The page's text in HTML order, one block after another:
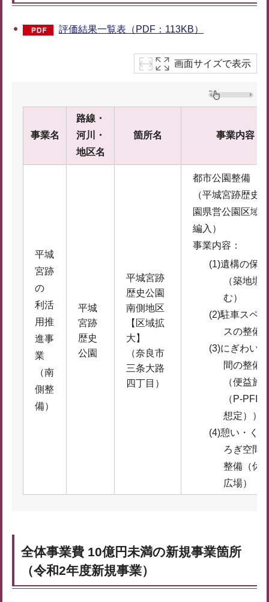
評価結果一覧表（PDF：113KB）
画面サイズで表示
事業名
路線・
河川・
地区名
箇所名 事業内容
平城
宮跡
の
利活
用推
進事
業
（南
側整
備）
平城
宮跡
歴史
公園
平城宮跡
歴史公園
南側地区
【区域拡
大】
（奈良市
三条大路
四丁目）
都市公園整備
（平城宮跡歴史公
園県営公園区域に
編入）
事業内容：
(1)遺構の保全
（築地塀
む）
(2)駐車スペー
スの整備
(3)にぎわい空
間の整備
（便益施
（P-PFI
想定））
(4)憩い・くつ
ろぎ空間
整備（休
広場）
全体事業費 10億円未満の新規事業箇所
（令和2年度新規事業）